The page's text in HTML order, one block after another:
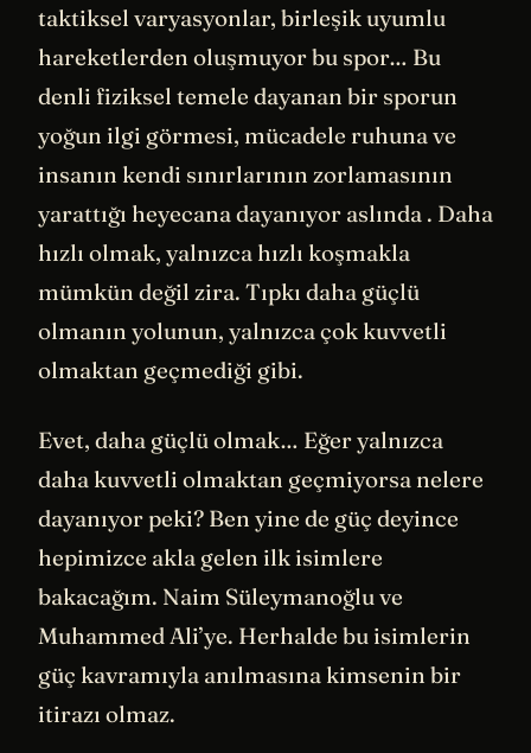
taktiksel varyasyonlar, birleşik uyumlu
hareketlerden oluşmuyor bu spor… Bu
denli fiziksel temele dayanan bir sporun
yoğun ilgi görmesi, mücadele ruhuna ve
insanın kendi sınırlarının zorlamasının
yarattığı heyecana dayanıyor aslında . Daha
hızlı olmak, yalnızca hızlı koşmakla
mümkün değil zira. Tıpkı daha güçlü
olmanın yolunun, yalnızca çok kuvvetli
olmaktan geçmediği gibi.
Evet, daha güçlü olmak… Eğer yalnızca
daha kuvvetli olmaktan geçmiyorsa nelere
dayanıyor peki? Ben yine de güç deyince
hepimizce akla gelen ilk isimlere
bakacağım. Naim Süleymanoğlu ve
Muhammed Ali’ye. Herhalde bu isimlerin
güç kavramıyla anılmasına kimsenin bir
itirazı olmaz.